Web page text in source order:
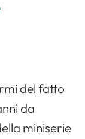
del fatto
da
miniserie